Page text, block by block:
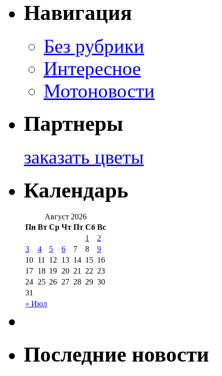
Навигация
Без рубрики
Интересное
Мотоновости
Партнеры
заказать цветы
Календарь
Август 2026
Пн Вт Ср Чт Пт Сб Вс
« Июл
1
2
3
4 5 6 7 8
9
10 11 12 13 14 15 16
17 18 19 20 21 22 23
24 25 26 27 28 29 30
31
Последние новости